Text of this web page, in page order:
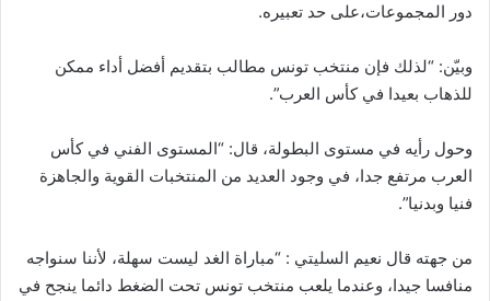
دور المجموعات،على حد تعبيره.
وبيّن: “لذلك فإن منتخب تونس مطالب بتقديم أفضل أداء ممكن
للذهاب بعيدا في كأس العرب”.
وحول رأيه في مستوى البطولة، قال: “المستوى الفني في كأس
العرب مرتفع جدا، في وجود العديد من المنتخبات القوية والجاهزة
فنيا وبدنيا”.
من جهته قال نعيم السليتي : “مباراة الغد ليست سهلة، لأننا سنواجه
منافسا جيدا، وعندما يلعب منتخب تونس تحت الضغط دائما ينجح في